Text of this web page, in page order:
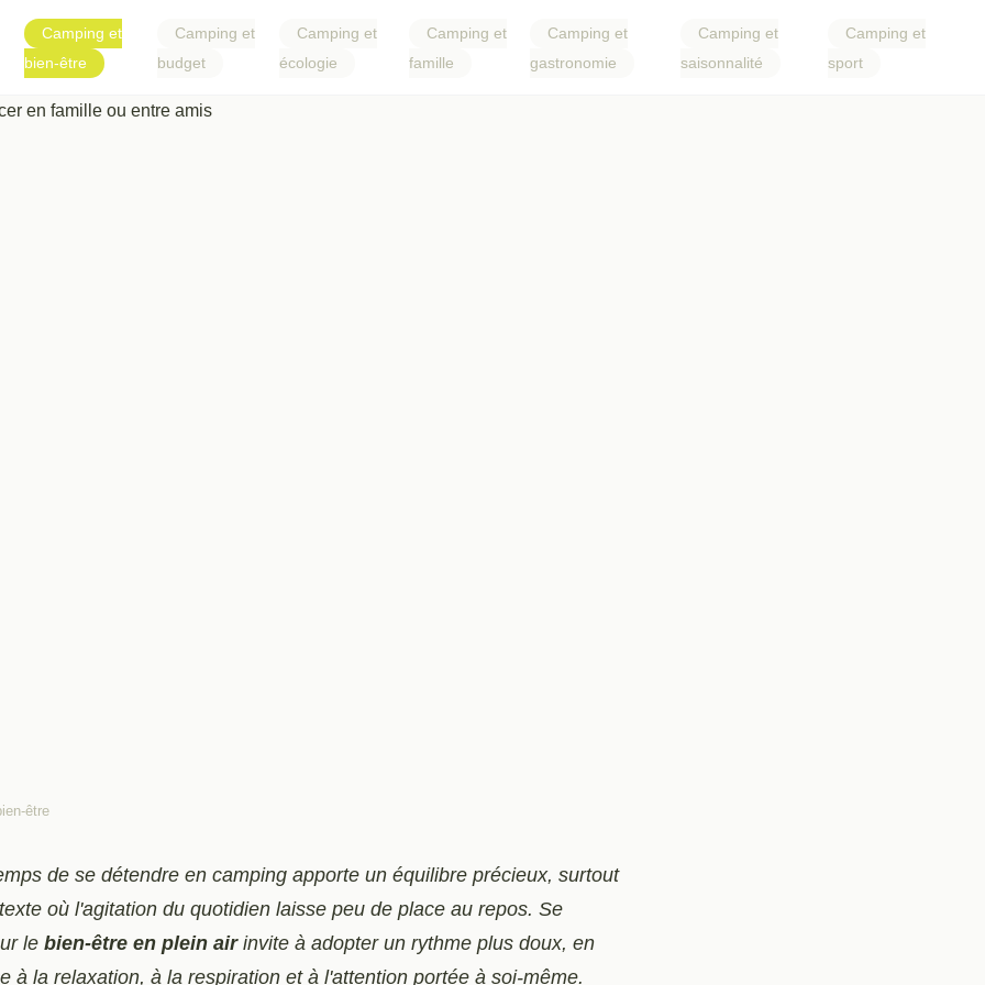
Camping et
bien-être
Camping et
budget
Camping et
écologie
Camping et
famille
Camping et
gastronomie
Camping et
saisonnalité
Camping et
sport
à pratiquer en
en famille ou
être
de se détendre en camping apporte un équilibre précieux, surtout
où l'agitation du quotidien laisse peu de place au repos. Se
le bien-être en plein airinvite à adopter un rythme plus doux, en
à la relaxation, à la respiration et à l'attention portée à soi-même.